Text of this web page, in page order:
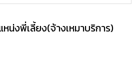
น่งพี่เลี้ยง(จ้างเหมาบริการ)